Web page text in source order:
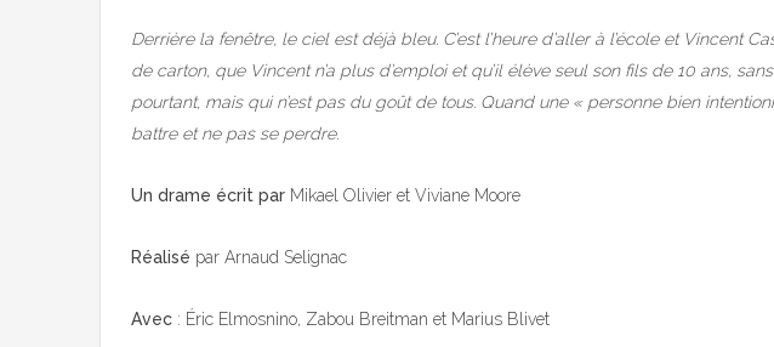
Derrière la fenêtre, le ciel est déjà bleu. C’est l’heure d’aller à l’école et
de carton, que Vincent n’a plus d’emploi et qu’il élève seul son fils de 10 ans,
pourtant, mais qui n’est pas du goût de tous. Quand une « personne bien
battre et ne pas se perdre.
Un drame écrit par Mikael Olivier et Viviane Moore
Réalisé par Arnaud Selignac
Avec : Éric Elmosnino, Zabou Breitman et Marius Blivet